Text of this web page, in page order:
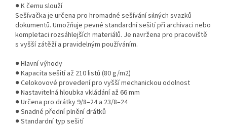
● K čemu slouží
Sešívačka je určena pro hromadné sešívání silných svazků
dokumentů. Umožňuje pevné standardní sešití při archivaci nebo
kompletaci rozsáhlejších materiálů. Je navržena pro pracoviště
s vyšší zátěží a pravidelným používáním.
● Hlavní výhody
● Kapacita sešití až 210 listů (80 g/m2)
● Celokovové provedení pro vyšší mechanickou odolnost
● Nastavitelná hloubka vkládání až 66 mm
● Určena pro drátky 9/8–24 a 23/8–24
● Snadné přední plnění drátků
● Standardní typ sešití